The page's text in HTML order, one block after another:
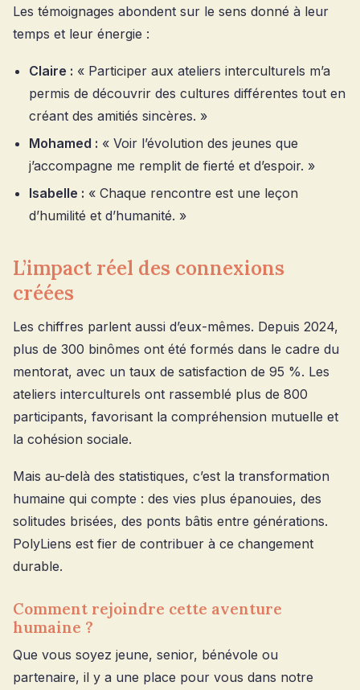
Les témoignages abondent sur le sens donné à leur
temps et leur énergie :
Claire : « Participer aux ateliers interculturels m’a
permis de découvrir des cultures différentes tout en
créant des amitiés sincères. »
Mohamed : « Voir l’évolution des jeunes que
j’accompagne me remplit de fierté et d’espoir. »
Isabelle : « Chaque rencontre est une leçon
d’humilité et d’humanité. »
L’impact réel des connexions
créées
Les chiffres parlent aussi d’eux-mêmes. Depuis 2024,
plus de 300 binômes ont été formés dans le cadre du
mentorat, avec un taux de satisfaction de 95 %. Les
ateliers interculturels ont rassemblé plus de 800
participants, favorisant la compréhension mutuelle et
la cohésion sociale.
Mais au-delà des statistiques, c’est la transformation
humaine qui compte : des vies plus épanouies, des
solitudes brisées, des ponts bâtis entre générations.
PolyLiens est fier de contribuer à ce changement
durable.
Comment rejoindre cette aventure
humaine ?
Que vous soyez jeune, senior, bénévole ou
partenaire, il y a une place pour vous dans notre